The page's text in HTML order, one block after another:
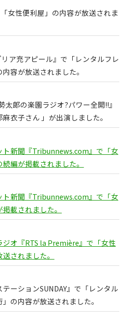
女性便利屋」の内容が放送されま
ア充アピール』で「レンタルフレ
容が放送されました。
太郎の楽園ラジオ?パワー全開!!』
衣子さん 」が出演しました。
ト新聞『Tribunnews.com』で「女
編が掲載されました。
ト新聞『Tribunnews.com』で「女
載されました。
ジオ『RTS la Première』で「女性
されました。
ーションSUNDAY』で「レンタル
の内容が放送されました。